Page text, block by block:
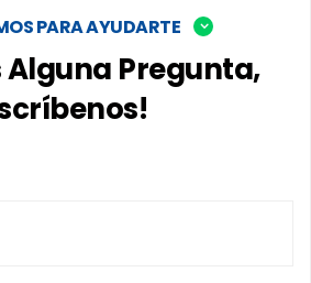
PARA AYUDARTE
Alguna Pregunta,